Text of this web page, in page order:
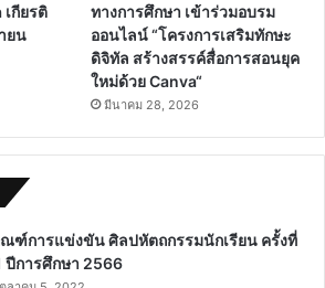
กียรติ
ยน
ทางการศึกษา เข้าร่วมอบรม
ออนไลน์ “โครงการเสริมทักษะ
ดิจิทัล สร้างสรรค์สื่อการสอนยุค
ใหม่ด้วย Canva“
มีนาคม 28, 2026
ณฑ์การแข่งขัน ศิลปหัตถกรรมนักเรียน ครั้งที่
ปีการศึกษา 2566